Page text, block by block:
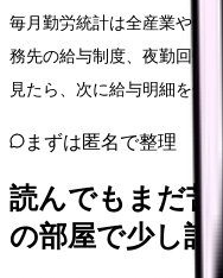
毎月勤労統計は全産業や産
務先の給与制度、夜勤回数
見たら、次に給与明細を分
まずは匿名で整理
読んでもまだ
の部屋で少し話